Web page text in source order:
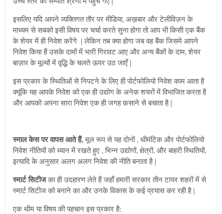
इसलिए यदि आपने व्यक्तिगत तौर पर मीडिया, अख़बार और टेलीविज़न के
माध्यम से सबको इसी विषय पर चर्चा करते सुना होगा तो आप भी किसी एक बैंक
के शेयर में ही निवेश करेंगे | लेकिन तब क्या होगा जब वह बैंक जिसमे आपने
निवेश किया हैं उसके दामों में भारी गिरावट आए और अन्य बैंकों के दाम, शेयर
बाज़ार के मूल्यों में वृद्धि के चलते ऊपर उठ जाएँ |
इस प्रकार के स्थितिओं से निपटने के लिए ही पोर्टफोलियो निवेश काम आता है
क्यूंकि यह आपके निवेश को एक ही उद्योग के अनेक शयरों में विभाजित करता है
और आपको अपना सारा निवेश एक ही जगह फ़साने से बचाता है |
स्माल केस पर वापस आते हैं,मूल रूप से यह दोनों , थीमंटिक और पोर्टफोलियो
निवेश नीतियों को ध्यान में रखते हुए , भिन्न उद्योगों, क्षेत्रों, और बाहरी स्थितियों,
इत्यादि के अनुसार अलग अलग निवेश की नीति बनाता है |
स्मार्ट सिटीजका ही उदहारण लेते हैं जहाँ हमारी सरकार तीन टायर शहरों में से
स्मार्ट सिटीज को बनाने का और उनके विकास के कई प्रयास कर रही है |
एक थीम या विषय की पहचान इस प्रकार है: